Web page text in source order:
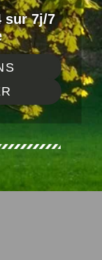
sur 7j/7